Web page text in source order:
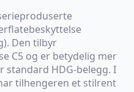
Den tilbyr
C5 og er betydelig mer
standard HDG-belegg. I
tilhengeren et stilrent